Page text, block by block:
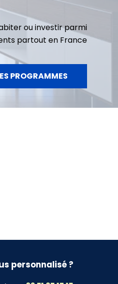
ou investir parmi
partout en France
PROGRAMMES
personnalisé ?